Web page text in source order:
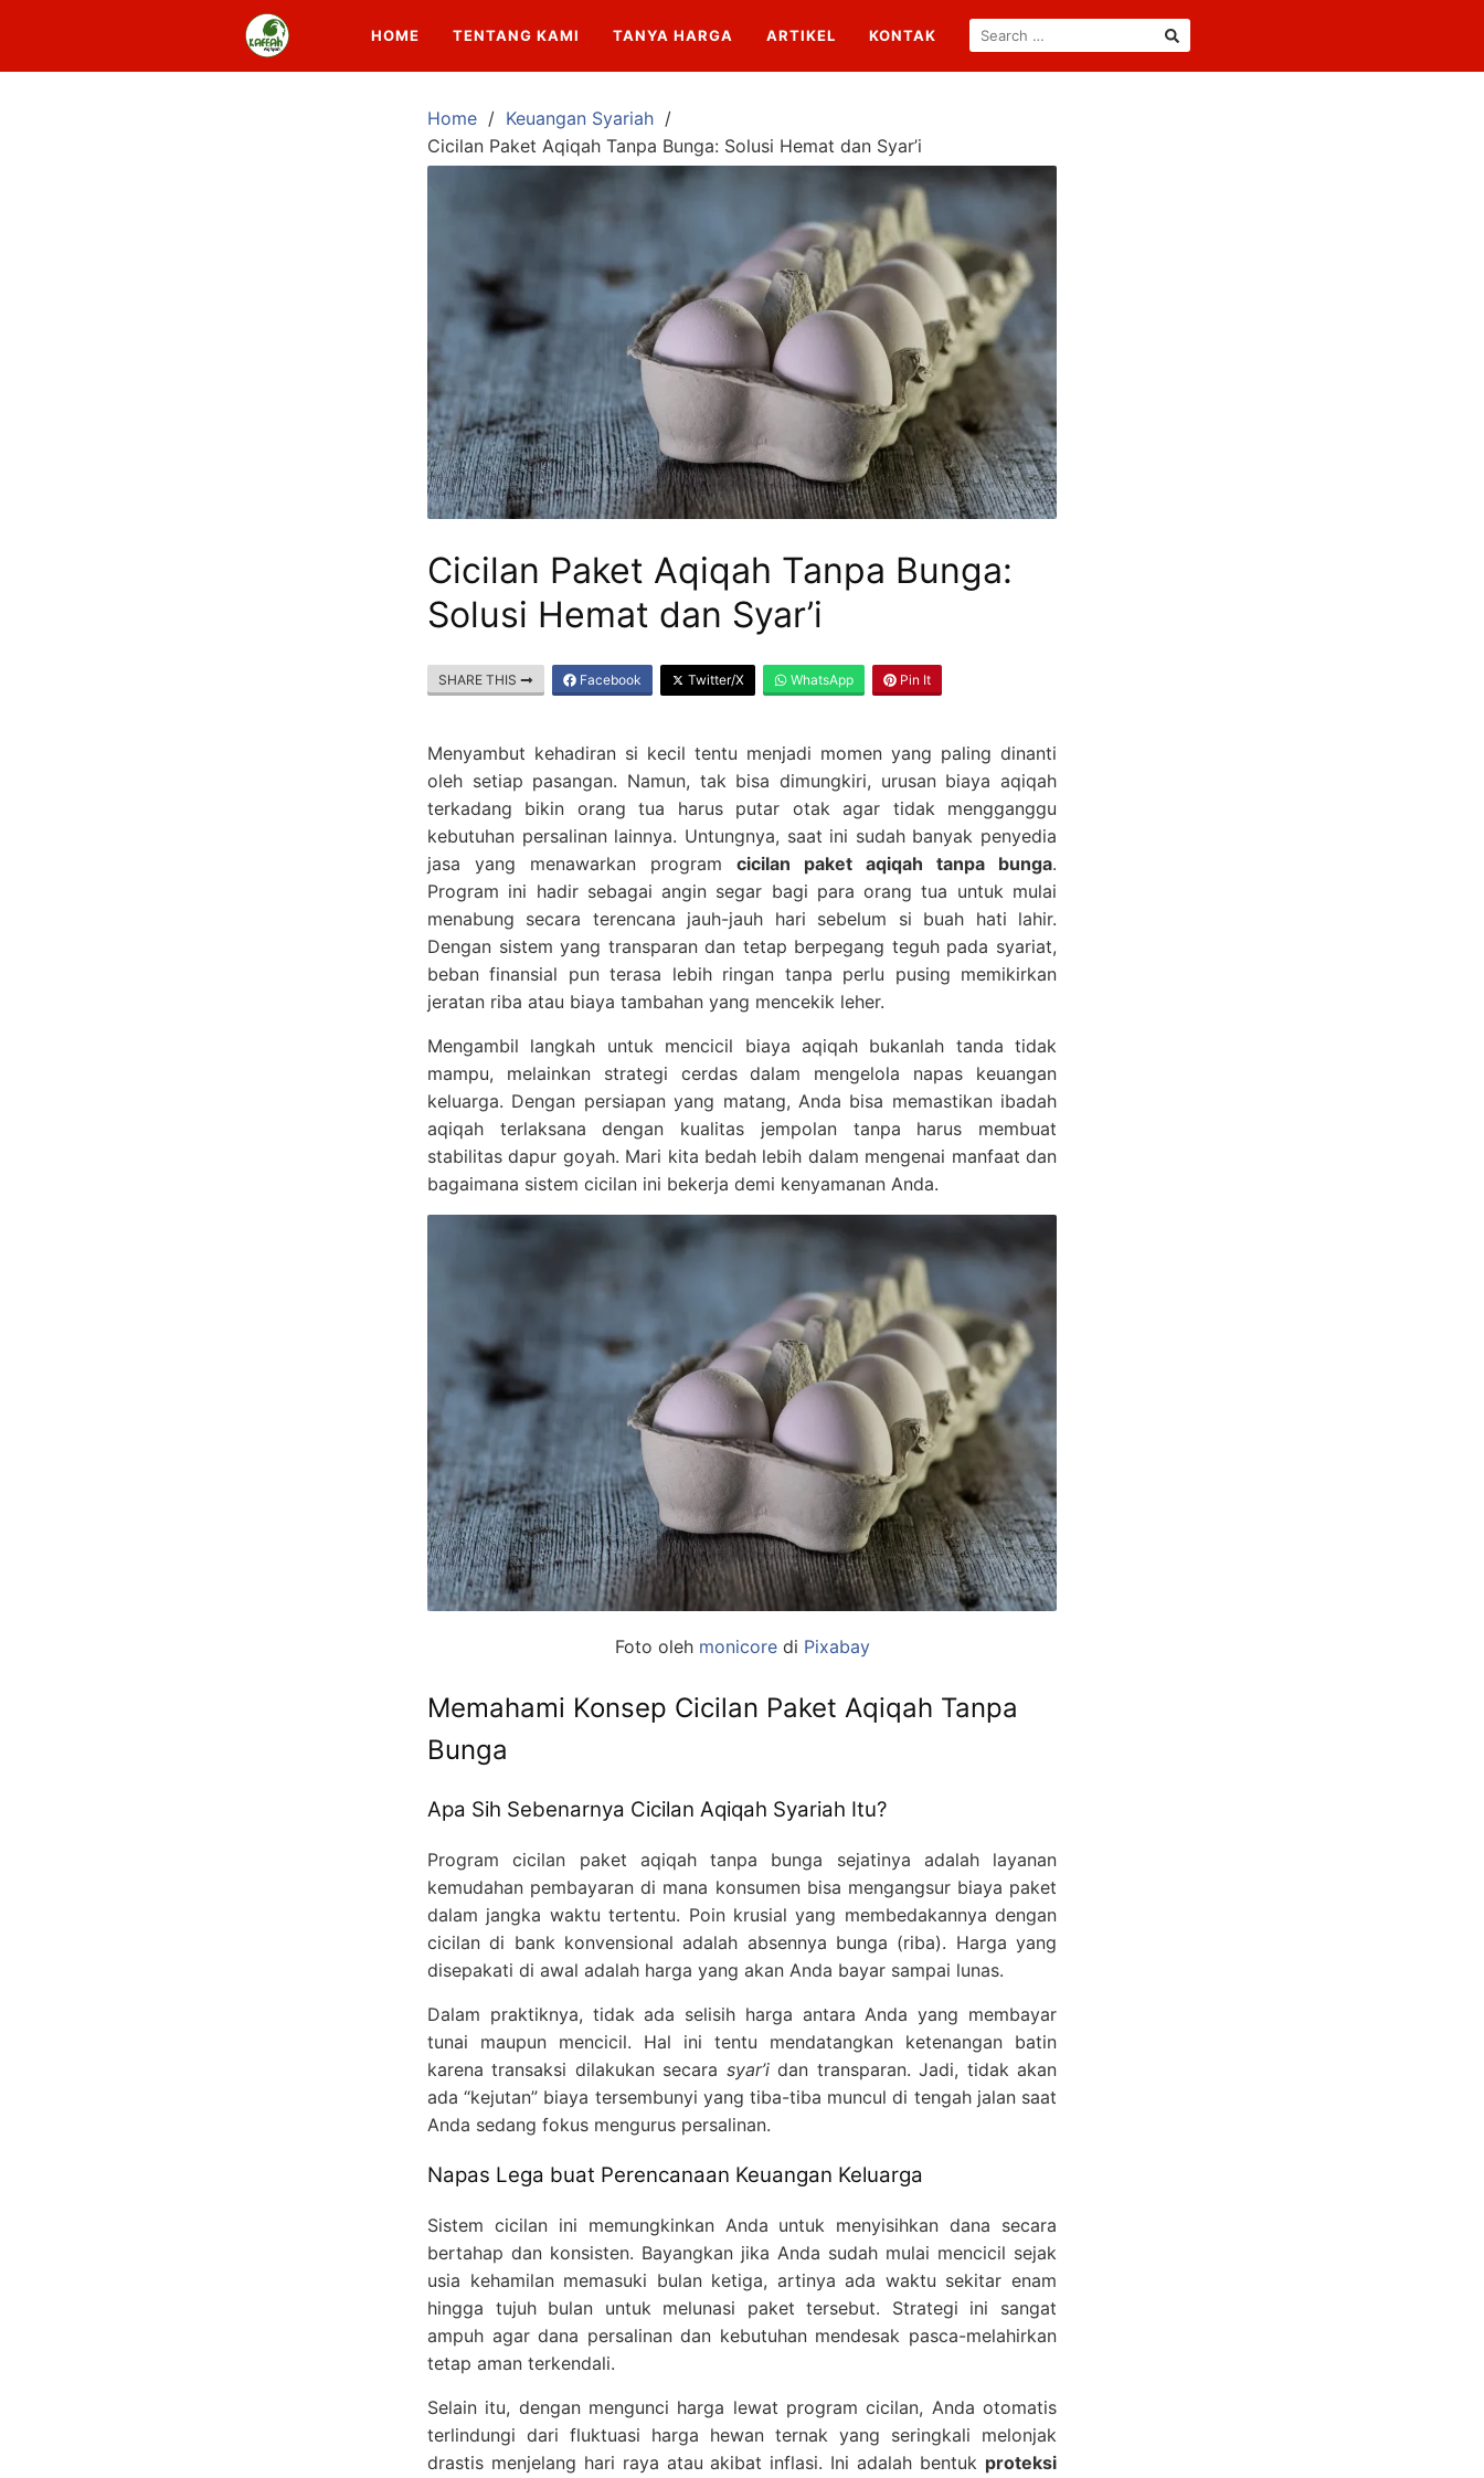
HOME TENTANG KAMI TANYA HARGA ARTIKEL KONTAK
Home
Keuangan Syariah
Cicilan Paket Aqiqah Tanpa Bunga: Solusi Hemat dan Syar’i
Cicilan Paket Aqiqah Tanpa Bunga:
Solusi Hemat dan Syar’i
SHARE THIS Facebook Twitter/X WhatsApp Pin It
Menyambut kehadiran si kecil tentu menjadi momen yang paling dinanti
oleh setiap pasangan. Namun, tak bisa dimungkiri, urusan biaya aqiqah
terkadang bikin orang tua harus putar otak agar tidak mengganggu
kebutuhan persalinan lainnya. Untungnya, saat ini sudah banyak penyedia
jasa yang menawarkan program cicilan paket aqiqah tanpa bunga.
Program ini hadir sebagai angin segar bagi para orang tua untuk mulai
menabung secara terencana jauh-jauh hari sebelum si buah hati lahir.
Dengan sistem yang transparan dan tetap berpegang teguh pada syariat,
beban finansial pun terasa lebih ringan tanpa perlu pusing memikirkan
jeratan riba atau biaya tambahan yang mencekik leher.
Mengambil langkah untuk mencicil biaya aqiqah bukanlah tanda tidak
mampu, melainkan strategi cerdas dalam mengelola napas keuangan
keluarga. Dengan persiapan yang matang, Anda bisa memastikan ibadah
aqiqah terlaksana dengan kualitas jempolan tanpa harus membuat
stabilitas dapur goyah. Mari kita bedah lebih dalam mengenai manfaat dan
bagaimana sistem cicilan ini bekerja demi kenyamanan Anda.
Foto oleh monicoredi Pixabay
Memahami Konsep Cicilan Paket Aqiqah Tanpa
Bunga
Apa Sih Sebenarnya Cicilan Aqiqah Syariah Itu?
Program cicilan paket aqiqah tanpa bunga sejatinya adalah layanan
kemudahan pembayaran di mana konsumen bisa mengangsur biaya paket
dalam jangka waktu tertentu. Poin krusial yang membedakannya dengan
cicilan di bank konvensional adalah absennya bunga (riba). Harga yang
disepakati di awal adalah harga yang akan Anda bayar sampai lunas.
Dalam praktiknya, tidak ada selisih harga antara Anda yang membayar
tunai maupun mencicil. Hal ini tentu mendatangkan ketenangan batin
karena transaksi dilakukan secara syar’idan transparan. Jadi, tidak akan
ada “kejutan” biaya tersembunyi yang tiba-tiba muncul di tengah jalan saat
Anda sedang fokus mengurus persalinan.
Napas Lega buat Perencanaan Keuangan Keluarga
Sistem cicilan ini memungkinkan Anda untuk menyisihkan dana secara
bertahap dan konsisten. Bayangkan jika Anda sudah mulai mencicil sejak
usia kehamilan memasuki bulan ketiga, artinya ada waktu sekitar enam
hingga tujuh bulan untuk melunasi paket tersebut. Strategi ini sangat
ampuh agar dana persalinan dan kebutuhan mendesak pasca-melahirkan
tetap aman terkendali.
Selain itu, dengan mengunci harga lewat program cicilan, Anda otomatis
terlindungi dari fluktuasi harga hewan ternak yang seringkali melonjak
drastis menjelang hari raya atau akibat inflasi. Ini adalah bentuk proteksi
Daftar Harga Paket Aqiqah Terbaru